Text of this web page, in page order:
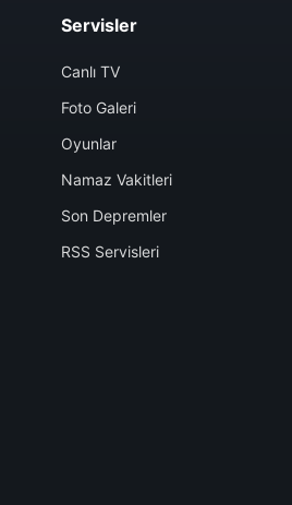
Servisler
Canlı TV
Foto Galeri
Oyunlar
Namaz Vakitleri
Son Depremler
RSS Servisleri